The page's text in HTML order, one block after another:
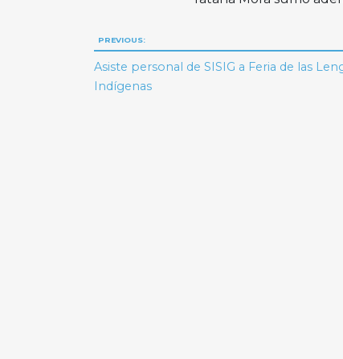
Navegación
de
PREVIOUS:
Asiste personal de SISIG a Feria de las
Indígenas